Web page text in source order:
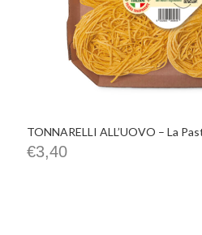
TONNARELLI ALL’UOVO – La
€3,40